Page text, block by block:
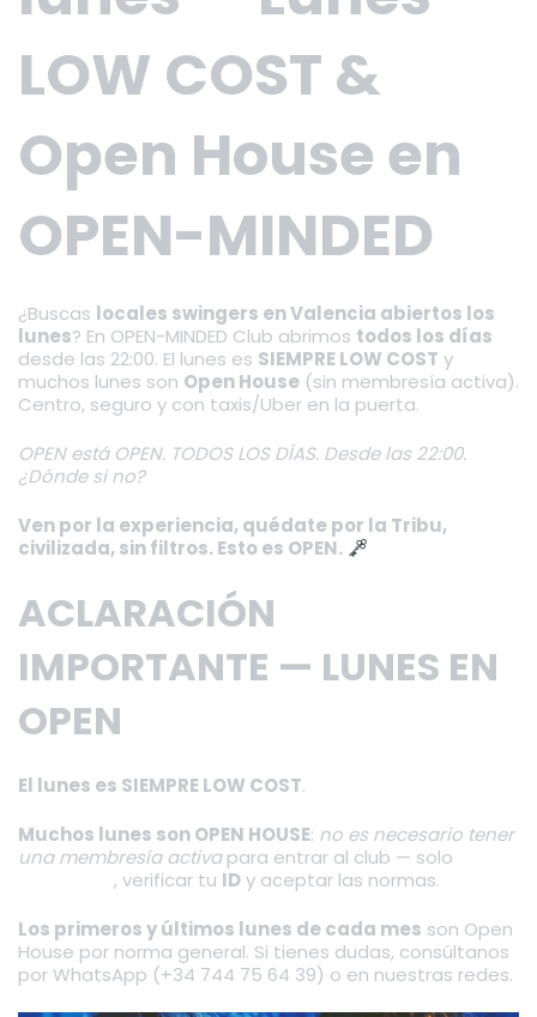
LOW COST &
Open House en
OPEN-MINDED
¿Buscas locales swingers en Valencia abiertos los
lunes? En OPEN-MINDED Club abrimos todos los días
desde las 22:00. El lunes es SIEMPRE LOW COST y
muchos lunes son Open House (sin membresía activa).
Centro, seguro y con taxis/Uber en la puerta.
OPEN está OPEN. TODOS LOS DÍAS. Desde las 22:00.
¿Dónde si no?
Ven por la experiencia, quédate por la Tribu,
civilizada, sin filtros. Esto es OPEN.
ACLARACIÓN
IMPORTANTE — LUNES EN
OPEN
El lunes es SIEMPRE LOW COST.
Muchos lunes son OPEN HOUSE: no es necesario tener
una membresía activapara entrar al club — solo
, verificar tu IDy aceptar las normas.
Los primeros y últimos lunes de cada mes son Open
House por norma general. Si tienes dudas, consúltanos
por WhatsApp (+34 744 75 64 39) o en nuestras redes.